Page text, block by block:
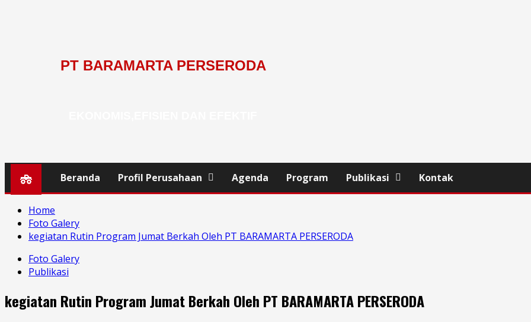
PT BARAMARTA PERSERODA
Beranda Profil Perusahaan Agenda Program Publikasi Kontak
Home
Foto Galery
kegiatan Rutin Program Jumat Berkah Oleh PT BARAMARTA PERSERODA
Foto Galery
Publikasi
kegiatan Rutin Program Jumat Berkah Oleh PT BARAMARTA PERSERODA